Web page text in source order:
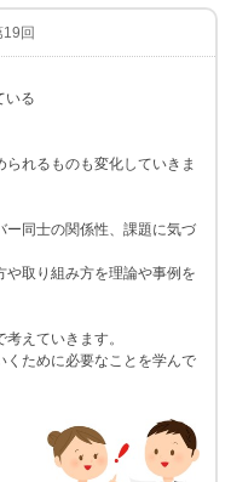
回
いる
れるものも変化していきま
ー同士の関係性、課題に気づ
取り組み方を理論や事例を
えていきます。
くために必要なことを学んで